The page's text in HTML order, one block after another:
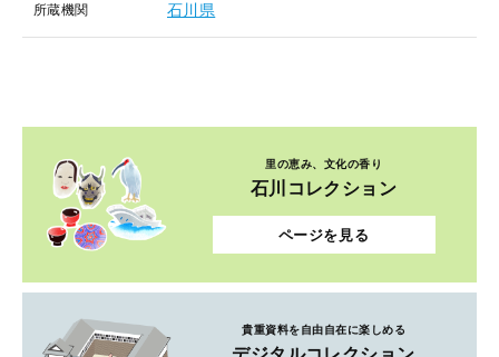
所蔵機関 石川県
里の恵み、文化の香り
石川コレクション
ページを見る
貴重資料を自由自在に楽しめる